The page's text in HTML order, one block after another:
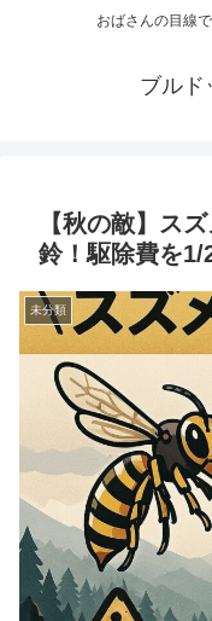
おばさんの目線
ブルド
【秋の敵】ス
鈴！駆除費を1/
未分類